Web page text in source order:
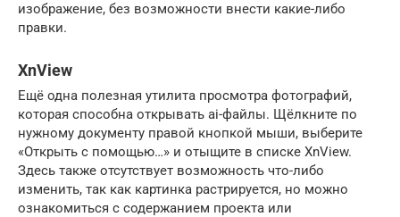
изображение, без возможности внести какие-либо
правки.
XnView
Ещё одна полезная утилита просмотра фотографий,
которая способна открывать ai-файлы. Щёлкните по
нужному документу правой кнопкой мыши, выберите
«Открыть с помощью…» и отыщите в списке XnView.
Здесь также отсутствует возможность что-либо
изменить, так как картинка растрируется, но можно
ознакомиться с содержанием проекта или